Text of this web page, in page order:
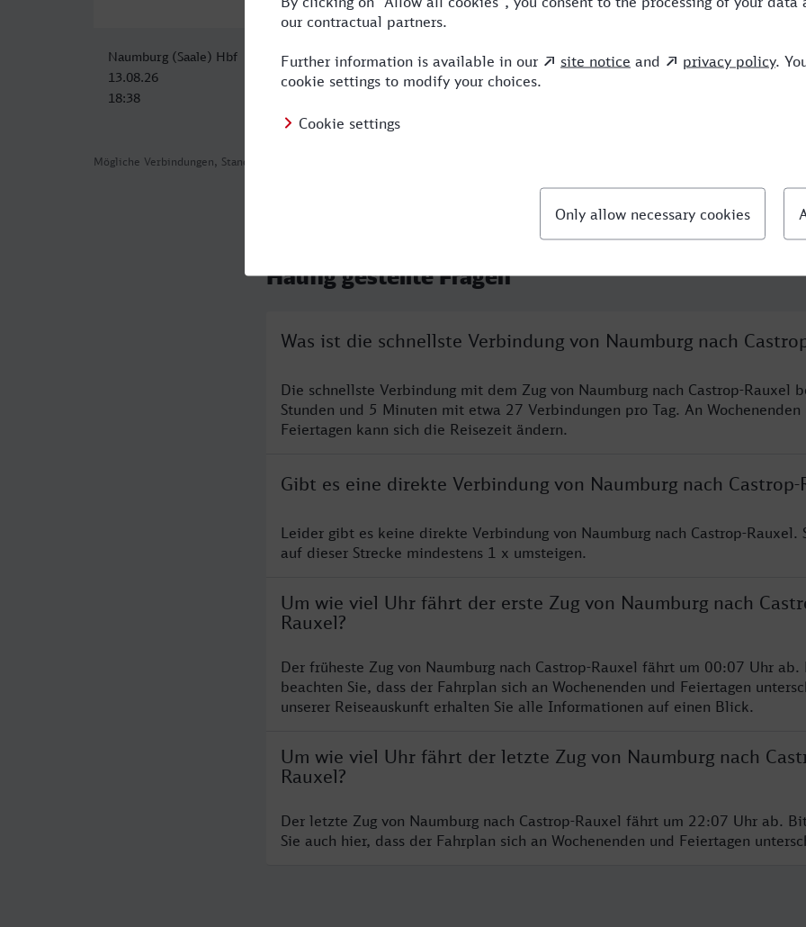
Mögliche Verbindungen, Stand: 2026-07-30 05:21
Naumburg (Saale) Hbf
13.08.26
18:38
Castrop-Rauxel Hbf
14.08.26
8:35 5
Häufig gestellte Fragen
Was ist die schnellste Verbindung von Naumburg nach
Die schnellste Verbindung mit dem Zug von Naumburg nach Castrop-Rauxel
Stunden und 5 Minuten mit etwa 27 Verbindungen pro Tag. An Wochenenden
Feiertagen kann sich die Reisezeit ändern.
Gibt es eine direkte Verbindung von Naumburg nach Castrop-
Leider gibt es keine direkte Verbindung von Naumburg nach Castrop-Rauxel.
auf dieser Strecke mindestens 1 x umsteigen.
Um wie viel Uhr fährt der erste Zug von Naumburg nach
Rauxel?
Der früheste Zug von Naumburg nach Castrop-Rauxel fährt um 00:07 Uhr ab.
beachten Sie, dass der Fahrplan sich an Wochenenden und Feiertagen
unserer Reiseauskunft erhalten Sie alle Informationen auf einen Blick.
Um wie viel Uhr fährt der letzte Zug von Naumburg nach
Rauxel?
Der letzte Zug von Naumburg nach Castrop-Rauxel fährt um 22:07 Uhr ab.
Sie auch hier, dass der Fahrplan sich an Wochenenden und Feiertagen